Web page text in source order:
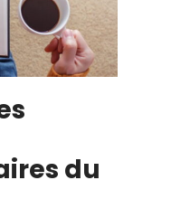
du